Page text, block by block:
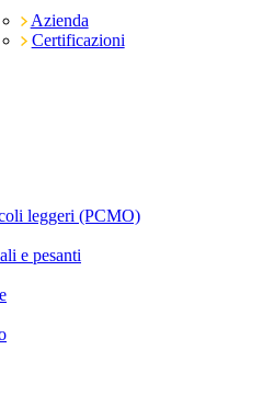
Azienda
Certificazioni
leggeri (PCMO)
e pesanti